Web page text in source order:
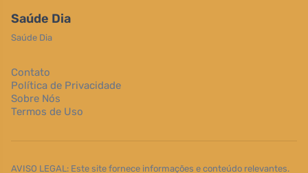
Saúde Dia
Saúde Dia
Contato
Política de Privacidade
Sobre Nós
Termos de Uso
AVISO LEGAL: Este site fornece informações e conteúdo relevantes.